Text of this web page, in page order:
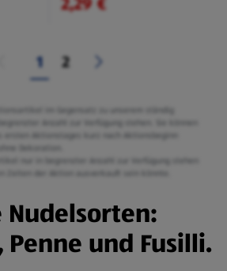
1 2
im Gegensatz zu unserem ständig
ersten Aktionstages kurz nach Aktionsbeginn
Nudelsorten:
und Fusilli.